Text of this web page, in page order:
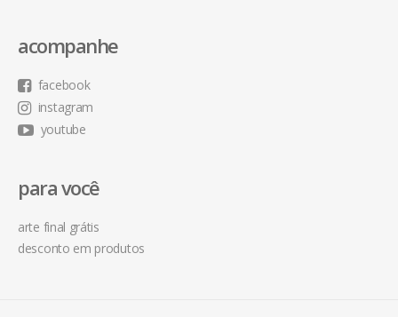
acompanhe
facebook
instagram
youtube
para você
arte final grátis
desconto em produtos